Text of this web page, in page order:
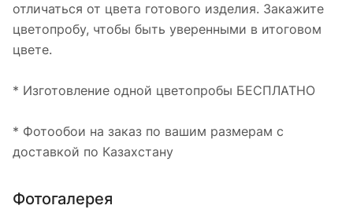
отличаться от цвета готового изделия. Закажите
цветопробу, чтобы быть уверенными в итоговом
цвете.
* Изготовление одной цветопробы БЕСПЛАТНО
* Фотообои на заказ по вашим размерам с
доставкой по Казахстану
Фотогалерея